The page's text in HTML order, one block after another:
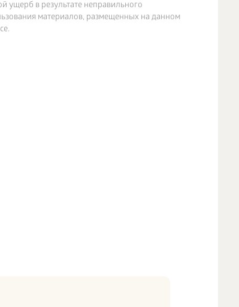
ущерб в результате неправильного
материалов, размещенных на данном